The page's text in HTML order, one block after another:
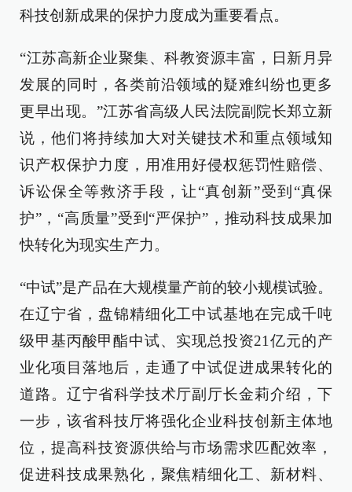
科技创新成果的保护力度成为重要看点。
“江苏高新企业聚集、科教资源丰富，日新月异
发展的同时，各类前沿领域的疑难纠纷也更多
更早出现。”江苏省高级人民法院副院长郑立新
说，他们将持续加大对关键技术和重点领域知
识产权保护力度，用准用好侵权惩罚性赔偿、
诉讼保全等救济手段，让“真创新”受到“真保
护”，“高质量”受到“严保护”，推动科技成果加
快转化为现实生产力。
“中试”是产品在大规模量产前的较小规模试验。
在辽宁省，盘锦精细化工中试基地在完成千吨
级甲基丙酸甲酯中试、实现总投资21亿元的产
业化项目落地后，走通了中试促进成果转化的
道路。辽宁省科学技术厅副厅长金莉介绍，下
一步，该省科技厅将强化企业科技创新主体地
位，提高科技资源供给与市场需求匹配效率，
促进科技成果熟化，聚焦精细化工、新材料、